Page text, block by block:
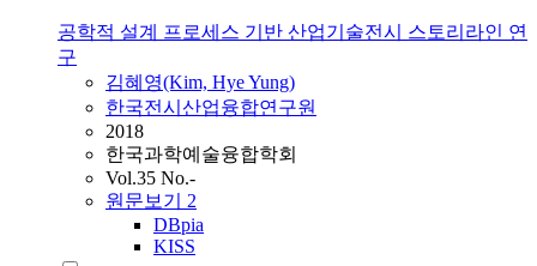
공학적 설계 프로세스 기반 산업기술전시 스토리라인 연
구
김혜영(Kim, Hye Yung)
한국전시산업융합연구원
2018
한국과학예술융합학회
Vol.35 No.-
원문보기 2
DBpia
KISS